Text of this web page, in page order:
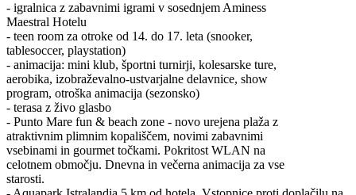
- igralnica z zabavnimi igrami v sosednjem Aminess
Maestral Hotelu
- teen room za otroke od 14. do 17. leta (snooker,
tablesoccer, playstation)
- animacija: mini klub, športni turnirji, kolesarske ture,
aerobika, izobraževalno-ustvarjalne delavnice, show
program, otroška animacija (sezonsko)
- terasa z živo glasbo
- Punto Mare fun & beach zone - novo urejena plaža z
atraktivnim plimnim kopališčem, novimi zabavnimi
vsebinami in gourmet točkami. Pokritost WLAN na
celotnem območju. Dnevna in večerna animacija za vse
starosti.